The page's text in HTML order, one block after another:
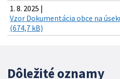
1. 8. 2025 |
Vzor Dokumentácia obce na
(674,7 kB)
Dôležité oznamy